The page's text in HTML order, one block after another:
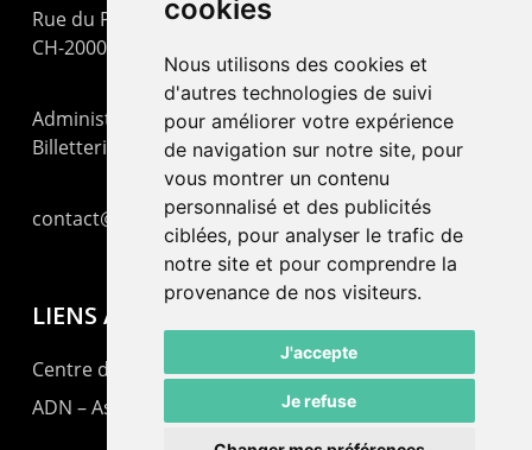
cookies
Nous utilisons des cookies et
d'autres technologies de suivi
pour améliorer votre expérience
de navigation sur notre site, pour
vous montrer un contenu
personnalisé et des publicités
ciblées, pour analyser le trafic de
notre site et pour comprendre la
provenance de nos visiteurs.
J'accepte
Je refuse
Rue du Pommier 9
CH-2000 Neuchâtel
Administration : +41 32 725 03 03
Billetterie : +41 32 725 05 05
contact@lepommier.ch
LIENS AMIS
Centre de culture ABC
ADN – Association Danse Neuchâtel